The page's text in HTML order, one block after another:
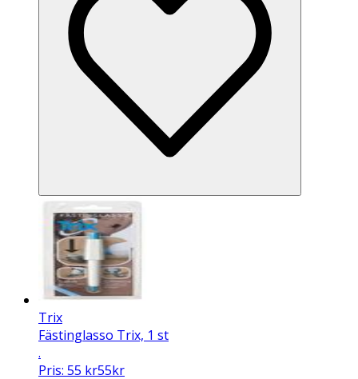
Trix
Fästinglasso Trix, 1 st
.
Pris: 55 kr55kr